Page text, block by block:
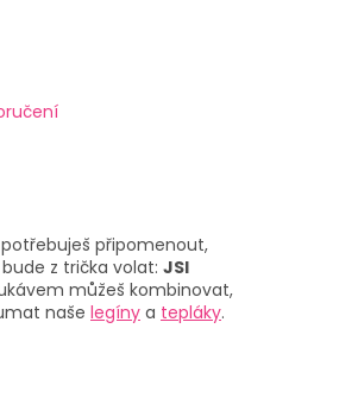
připomenout,
z trička volat: JSI
můžeš kombinovat,
naše legíny a tepláky.